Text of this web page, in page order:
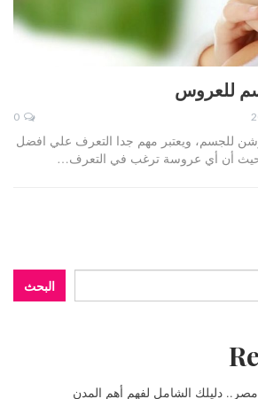
للعروس
للجسم، ويعتبر مهم جدا التعرف علي افضل
أن أي عروسة ترغب في التعرف…
البحث
دليلك الشامل لفهم أهم المدن